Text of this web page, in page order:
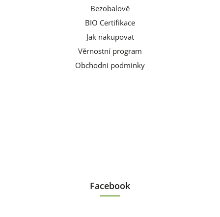
Bezobalově
BIO Certifikace
Jak nakupovat
Věrnostní program
Obchodní podmínky
Facebook